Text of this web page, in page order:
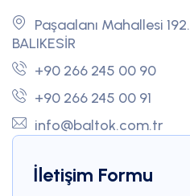
Paşaalanı Mahallesi
BALIKESİR
+90 266 245 00 90
+90 266 245 00 91
info@baltok.com.tr
İletişim Formu